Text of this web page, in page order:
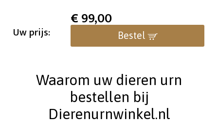
Uw prijs:
€99,00
Bestel
Waarom uw dieren urn
bestellen bij
Dierenurnwinkel.nl